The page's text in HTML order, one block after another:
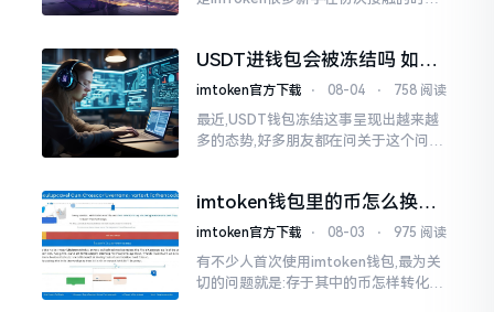
投资均离不开它理解充值流程实际
USDT进钱包会被冻结吗 如何
避免资产被冻结
imtoken官方下载 ⋅ 08-04 ⋅ 758 阅读
最近,USDT钱包冻结这事呈现出越来越
多的态势,好多朋友都在问关于这个问
又接触到了USDT
imtoken钱包里的币怎么换民
币提现
imtoken官方下载 ⋅ 08-03 ⋅ 975 阅读
有不少人首次使用imtoken钱包,最为关
切的问题就是:存于其中的币怎样转化为